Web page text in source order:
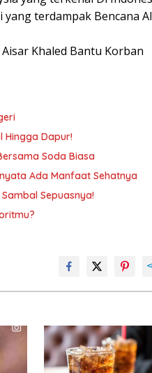
terdampak Bencana
Khaled Bantu Korban
Hingga Dapur!
Soda Biasa
Ada Manfaat Sehatnya
Sepuasnya!